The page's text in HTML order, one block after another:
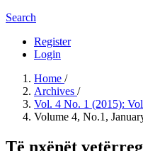
Search
Register
Login
Home /
Archives /
Vol. 4 No. 1 (2015):
Volume 4, No.1,
Të nxënët